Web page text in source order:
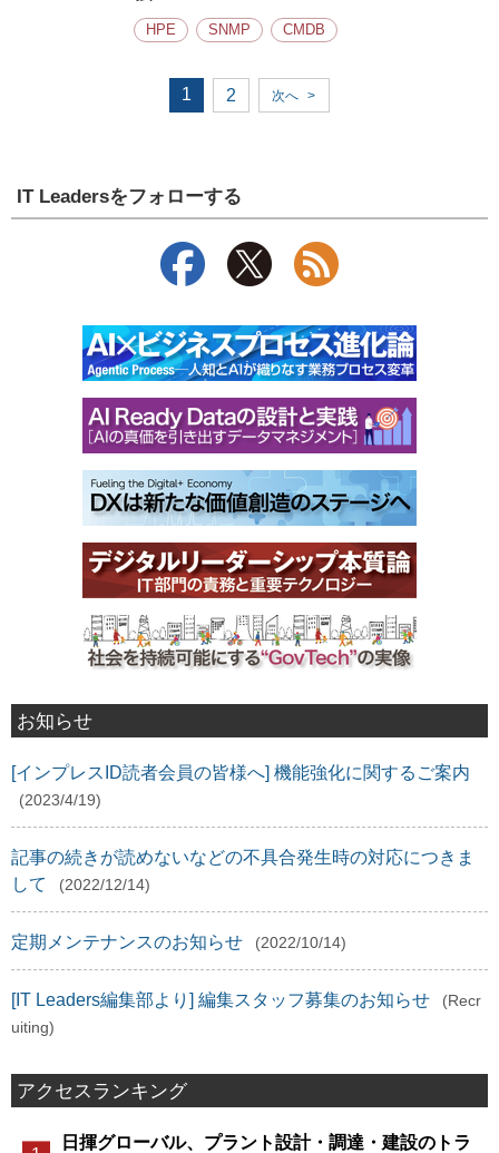
HPE SNMP CMDB
1 2 次へ >
IT Leadersをフォローする
お知らせ
[インプレスID読者会員の皆様へ] 機能強化に関するご案内
(2023/4/19)
記事の続きが読めないなどの不具合発生時の対応につきま
して
(2022/12/14)
定期メンテナンスのお知らせ (2022/10/14)
[IT Leaders編集部より] 編集スタッフ募集のお知らせ
(Recr
uiting)
アクセスランキング
日揮グローバル、プラント設計・調達・建設のトラ